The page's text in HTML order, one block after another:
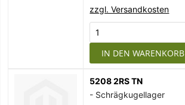
zzgl. Versandkosten
IN DEN WARENKORB
5208 2RS TN
- Schrägkugellager